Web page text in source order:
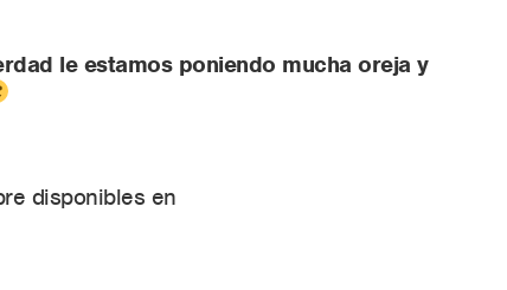
le estamos poniendo mucha oreja y
disponibles en